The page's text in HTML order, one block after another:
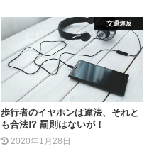
交通違反
歩行者のイヤホンは違法、それと
も合法!? 罰則はないが！
2020年1月28日